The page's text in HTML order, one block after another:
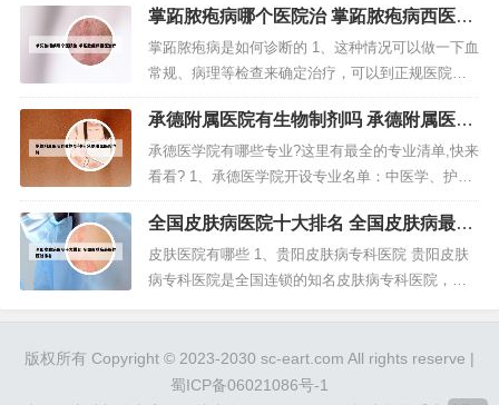
都是比较合适的。吉林大学第二医院是一所三级甲
等综合性临床医院。吉大三院相对于其他的医院来
说外科手术更专业一些，而且年均接受手术量是比
较大的。吉大二院皮肤科比较好 你...
掌跖脓疱病哪个医院治 掌跖脓疱病西医治
疗
掌跖脓疱病是如何诊断的 1、这种情况可以做一下血
常规、病理等检查来确定治疗，可以到正规医院皮
肤科就诊检查治疗。2、实验室检查脓疱液细菌培养
为阴性。组织病理学检查表皮内单房脓疱，脓疱内
大量中性粒细胞，少数单核细胞，周围表皮轻度棘
层肥厚，脓疱下方真皮内有类似炎细胞浸润。3、掌
跖脓疱病应与以下疾病鉴别：局...
承德附属医院有生物制剂吗 承德附属医院
咋样
承德医学院有哪些专业?这里有最全的专业清单,快来
看看? 1、承德医学院开设专业名单：中医学、护
理、医学影像、麻醉学、中药学、针灸推拿、康复
治疗、生物信息学、临床医学。2、护理学专业是承
德医学院的另一特色专业，学科涵盖了护理学的基
础理论和临床实践。3、应用心理学：应用心理学主
全国皮肤病医院十大排名 全国皮肤病最好
的医院排名
皮肤医院有哪些 1、贵阳皮肤病专科医院 贵阳皮肤
病专科医院是全国连锁的知名皮肤病专科医院，我
海、广州、武汉、西安等为投资重点。2、上海看皮
肤科比较好的医院包括：复旦大学附属华山医院：
版权所有 Copyright © 2023-2030 sc-eart.com All rights reserve |
蜀ICP备06021086号-1